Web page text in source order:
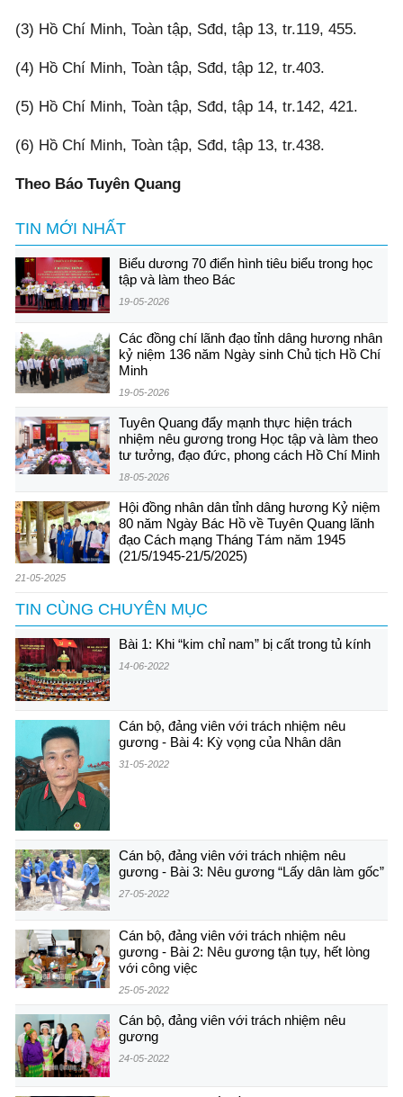
(3) Hồ Chí Minh, Toàn tập, Sđd, tập 13, tr.119, 455.
(4) Hồ Chí Minh, Toàn tập, Sđd, tập 12, tr.403.
(5) Hồ Chí Minh, Toàn tập, Sđd, tập 14, tr.142, 421.
(6) Hồ Chí Minh, Toàn tập, Sđd, tập 13, tr.438.
Theo Báo Tuyên Quang
TIN MỚI NHẤT
Biểu dương 70 điển hình tiêu biểu trong học
tập và làm theo Bác
19-05-2026
Các đồng chí lãnh đạo tỉnh dâng hương nhân
kỷ niệm 136 năm Ngày sinh Chủ tịch Hồ Chí
Minh
19-05-2026
Tuyên Quang đẩy mạnh thực hiện trách
nhiệm nêu gương trong Học tập và làm theo
tư tưởng, đạo đức, phong cách Hồ Chí Minh
18-05-2026
Hội đồng nhân dân tỉnh dâng hương Kỷ niệm
80 năm Ngày Bác Hồ về Tuyên Quang lãnh
đạo Cách mạng Tháng Tám năm 1945
(21/5/1945-21/5/2025)
21-05-2025
TIN CÙNG CHUYÊN MỤC
Bài 1: Khi “kim chỉ nam” bị cất trong tủ kính
14-06-2022
Cán bộ, đảng viên với trách nhiệm nêu
gương - Bài 4: Kỳ vọng của Nhân dân
31-05-2022
Cán bộ, đảng viên với trách nhiệm nêu
gương - Bài 3: Nêu gương “Lấy dân làm gốc”
27-05-2022
Cán bộ, đảng viên với trách nhiệm nêu
gương - Bài 2: Nêu gương tận tụy, hết lòng
với công việc
25-05-2022
Cán bộ, đảng viên với trách nhiệm nêu
gương
24-05-2022